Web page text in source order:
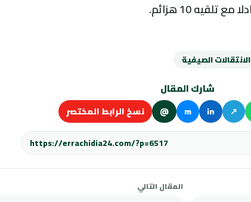
الانتقالات الصيفية
شارك المقال
↗
in
m
@ نسخ الرابط المختصر
المقال التالي